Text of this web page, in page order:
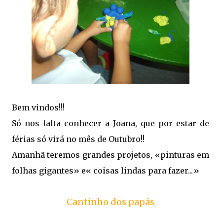
Bem vindos!!!
Só nos falta conhecer a Joana, que por estar de
férias só virá no mês de Outubro!!
Amanhã teremos grandes projetos, «pinturas em
folhas gigantes» e« coisas lindas para fazer...»
Cantinho dos papás